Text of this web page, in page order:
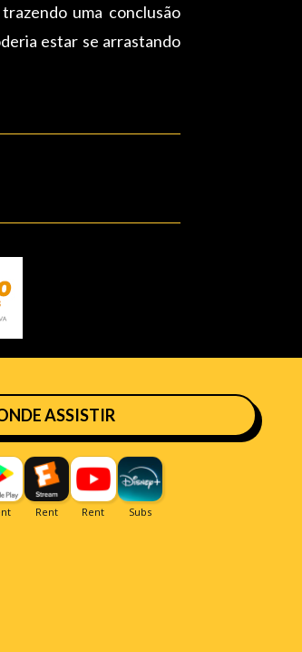
uma conclusão
estar se arrastando
ASSISTIR